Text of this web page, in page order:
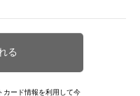
カード情報を利用して今